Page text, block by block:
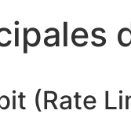
(Rate